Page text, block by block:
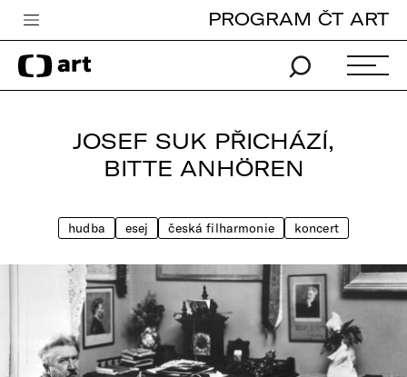
Česká televize
Zpravodajství
Pro děti
Vše o ČT
PROGRAM ČT ART
JOSEF SUK PŘICHÁZÍ,
BITTE ANHÖREN
hudba esej česká filharmonie koncert